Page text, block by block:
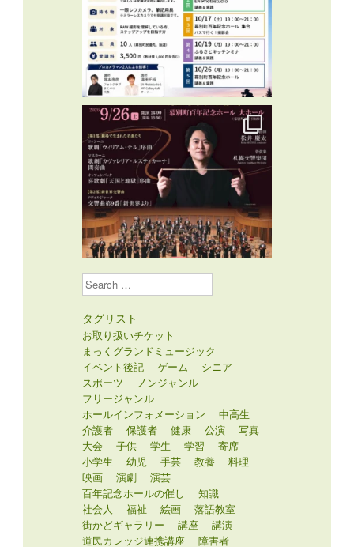
Search
タグリスト
お取り扱いチケット
まっくグランドミュージック
イベント後記
ゲーム
シニア
スポーツ
ノンジャンル
フリージャンル
ホールインフォメーション
中高生
介護者
保護者 健康 公演
写真
大会
子供 学生 学習
寄席
小学生
幼児 手芸 教養
料理
映画
演劇
演芸
百年記念ホールの催し
知識
社会人
福祉 絵画
落語教室
街かどギャラリー
講座
講演
道民カレッジ連携講座
障害者